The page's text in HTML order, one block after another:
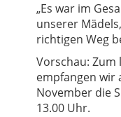
„Es war im
unserer
richtigen Weg
Vorschau:
empfangen wir
November die
13.00 Uhr.